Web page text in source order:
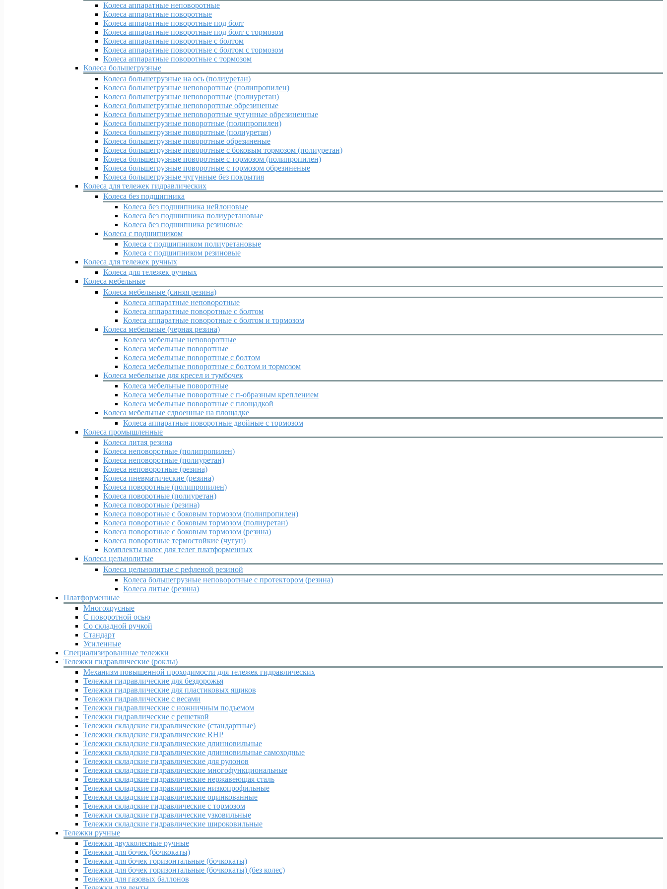
Колеса аппаратные неповоротные
Колеса аппаратные поворотные
Колеса аппаратные поворотные под болт
Колеса аппаратные поворотные под болт с тормозом
Колеса аппаратные поворотные с болтом
Колеса аппаратные поворотные с болтом с тормозом
Колеса аппаратные поворотные с тормозом
Колеса большегрузные
Колеса большегрузные на ось (полиуретан)
Колеса большегрузные неповоротные (полипропилен)
Колеса большегрузные неповоротные (полиуретан)
Колеса большегрузные неповоротные обрезиненые
Колеса большегрузные неповоротные чугунные обрезиненные
Колеса большегрузные поворотные (полипропилен)
Колеса большегрузные поворотные (полиуретан)
Колеса большегрузные поворотные обрезиненые
Колеса большегрузные поворотные с боковым тормозом (полиуретан)
Колеса большегрузные поворотные с тормозом (полипропилен)
Колеса большегрузные поворотные с тормозом обрезиненые
Колеса большегрузные чугунные без покрытия
Колеса для тележек гидравлических
Колеса без подшипника
Колеса без подшипника нейлоновые
Колеса без подшипника полиуретановые
Колеса без подшипника резиновые
Колеса с подшипником
Колеса с подшипником полиуретановые
Колеса с подшипником резиновые
Колеса для тележек ручных
Колеса для тележек ручных
Колеса мебельные
Колеса мебельные (синяя резина)
Колеса аппаратные неповоротные
Колеса аппаратные поворотные с болтом
Колеса аппаратные поворотные с болтом и тормозом
Колеса мебельные (черная резина)
Колеса мебельные неповоротные
Колеса мебельные поворотные
Колеса мебельные поворотные с болтом
Колеса мебельные поворотные с болтом и тормозом
Колеса мебельные для кресел и тумбочек
Колеса мебельные поворотные
Колеса мебельные поворотные с п-образным креплением
Колеса мебельные поворотные с площадкой
Колеса мебельные сдвоенные на площадке
Колеса аппаратные поворотные двойные с тормозом
Колеса промышленные
Колеса литая резина
Колеса неповоротные (полипропилен)
Колеса неповоротные (полиуретан)
Колеса неповоротные (резина)
Колеса пневматические (резина)
Колеса поворотные (полипропилен)
Колеса поворотные (полиуретан)
Колеса поворотные (резина)
Колеса поворотные c боковым тормозом (полипропилен)
Колеса поворотные c боковым тормозом (полиуретан)
Колеса поворотные c боковым тормозом (резина)
Колеса поворотные термостойкие (чугун)
Комплекты колес для телег платформенных
Колеса цельнолитые
Колеса цельнолитые с рефленой резиной
Колеса большегрузные неповоротные с протектором (резина)
Колеса литые (резина)
Платформенные
Многоярусные
С поворотной осью
Со складной ручкой
Стандарт
Усиленные
Специализированные тележки
Тележки гидравлические (роклы)
Механизм повышенной проходимости для тележек гидравлических
Тележки гидравлические для бездорожья
Тележки гидравлические для пластиковых ящиков
Тележки гидравлические с весами
Тележки гидравлические с ножничным подъемом
Тележки гидравлические с решеткой
Тележки складские гидравлические (стандартные)
Тележки складские гидравлические RHP
Тележки складские гидравлические длинновильные
Тележки складские гидравлические длинновильные самоходные
Тележки складские гидравлические для рулонов
Тележки складские гидравлические многофункциональные
Тележки складские гидравлические нержавеющая сталь
Тележки складские гидравлические низкопрофильные
Тележки складские гидравлические оцинкованные
Тележки складские гидравлические с тормозом
Тележки складские гидравлические узковильные
Тележки складские гидравлические широковильные
Тележки ручные
Тележки двухколесные ручные
Тележки для бочек (бочкокаты)
Тележки для бочек горизонтальные (бочкокаты)
Тележки для бочек горизонтальные (бочкокаты) (без колес)
Тележки для газовых баллонов